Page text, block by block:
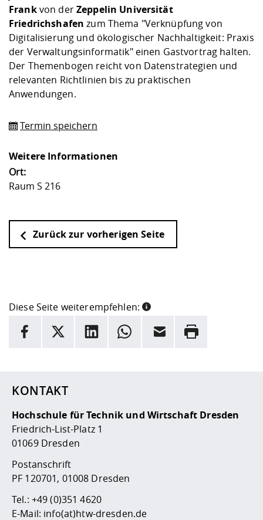
Vorbereitung
Checkliste zum
Studien- und
Studieren in
Lebenslagen
Career Service
Lehren,
Weiterbilden im
Formulare und
FIS -
Prototyping und
Gründung und
Kontakt &
Gremien und
Landbau/
Angebote für
Kontakt und Anfahrt
Qualitätssicherung
Frankvon derZeppelin Universität
Friedrichshafenzum Thema "Verknüpfung von
Digitalisierung und ökologischer Nachhaltigkeit: Praxis
der Verwaltungsinformatik" einen Gastvortrag halten.
Der Themenbogen reicht von Datenstrategien und
relevanten Richtlinien bis zu praktischen
Anwendungen.
Termin speichern
Weitere Informationen
Ort:
Raum S 216
Zurück zur vorherigen Seite
Diese Seite weiterempfehlen:
INFORMATION
Facebook
X LinkedInWhatsappE-Mail Drucken
KONTAKT
Hochschule für Technik und Wirtschaft Dresden
Friedrich-List-Platz 1
01069 Dresden
Postanschrift
PF 120701, 01008 Dresden
Tel.: +49 (0)351 4620
E-Mail: info(at)htw-dresden.de